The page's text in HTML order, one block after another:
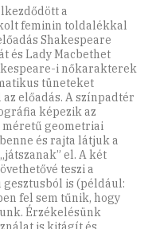
a
feminin toldalékkal
Shakespeare
és Lady Macbethet
i nőkarakterek
tüneteket
előadás. A színpadtér
képezik az
méretű geometriai
és rajta látjuk a
el. A két
teszi a
is (például:
fel sem tűnik, hogy
Érzékelésünk